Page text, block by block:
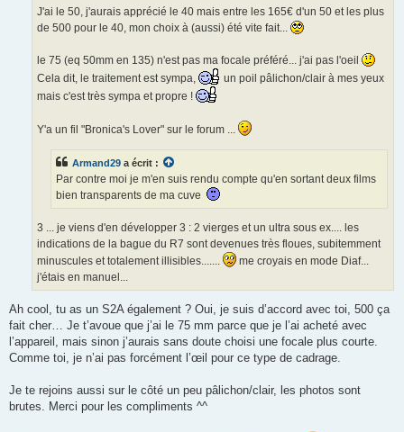
J'ai le 50, j'aurais apprécié le 40 mais entre les 165€ d'un 50 et les plus
de 500 pour le 40, mon choix à (aussi) été vite fait...
le 75 (eq 50mm en 135) n'est pas ma focale préféré... j'ai pas l'oeil
Cela dit, le traitement est sympa,
un poil pâlichon/clair à mes yeux
mais c'est très sympa et propre !
Y'a un fil "Bronica's Lover" sur le forum ...
Armand29 a écrit :
Par contre moi je m'en suis rendu compte qu'en sortant deux films
bien transparents de ma cuve
3 ... je viens d'en développer 3 : 2 vierges et un ultra sous ex.... les
indications de la bague du R7 sont devenues très floues, subitemment
minuscules et totalement illisibles.......
me croyais en mode Diaf...
j'étais en manuel...
Ah cool, tu as un S2A également ? Oui, je suis d’accord avec toi, 500 ça
fait cher… Je t’avoue que j’ai le 75 mm parce que je l’ai acheté avec
l’appareil, mais sinon j’aurais sans doute choisi une focale plus courte.
Comme toi, je n’ai pas forcément l’œil pour ce type de cadrage.
Je te rejoins aussi sur le côté un peu pâlichon/clair, les photos sont
brutes. Merci pour les compliments ^^